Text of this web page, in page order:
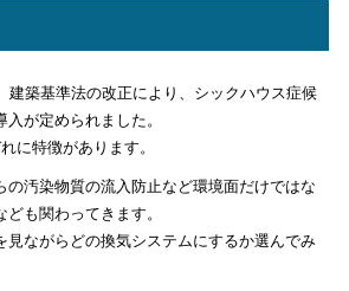
建築基準法の改正により、シックハウス症候
が定められました。
に特徴があります。
の汚染物質の流入防止など環境面だけではな
も関わってきます。
見ながらどの換気システムにするか選んでみ